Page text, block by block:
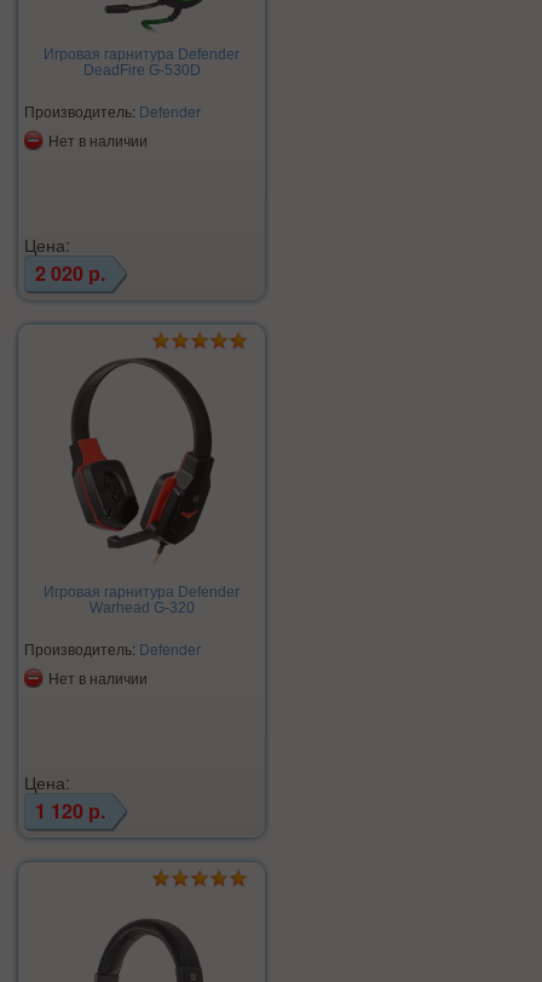
Игровая гарнитура Defender
DeadFire G-530D
Производитель: Defender
Нет в наличии
Цена:
2 020 р.
Игровая гарнитура Defender
Warhead G-320
Производитель: Defender
Нет в наличии
Цена:
1 120 р.